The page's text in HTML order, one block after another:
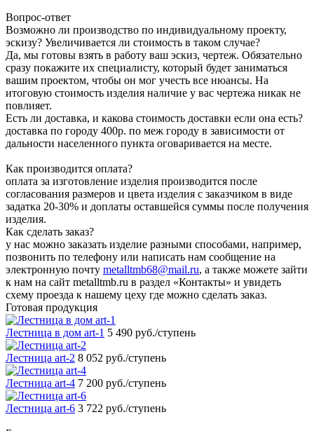
Вопрос-ответ
Возможно ли производство по индивидуальному проекту,
эскизу? Увеличивается ли стоимость в таком случае?
Да, мы готовы взять в работу ваш эскиз, чертеж. Обязательно
сразу покажите их специалисту, который будет заниматься
вашим проектом, чтобы он мог учесть все нюансы. На
итоговую стоимость изделия наличие у вас чертежа никак не
повлияет.
Есть ли доставка, и какова стоимость доставки если она есть?
доставка по городу 400р. по меж городу в зависимости от
дальности населенного пункта оговаривается на месте.
Как производится оплата?
оплата за изготовление изделия производится после
согласования размеров и цвета изделия с заказчиком в виде
задатка 20-30% и доплаты оставшейся суммы после получения
изделия.
Как сделать заказ?
у нас можно заказать изделие разными способами, например,
позвонить по телефону или написать нам сообщение на
электронную почту metalltmb68@mail.ru, а также можете зайти
к нам на сайт metalltmb.ru в раздел «Контакты» и увидеть
схему проезда к нашему цеху где можно сделать заказ.
Готовая продукция
Лестница в дом art-1 5 490 руб./ступень
Лестница art-2 8 052 руб./ступень
Лестница art-4 7 200 руб./ступень
Лестница art-6 3 722 руб./ступень